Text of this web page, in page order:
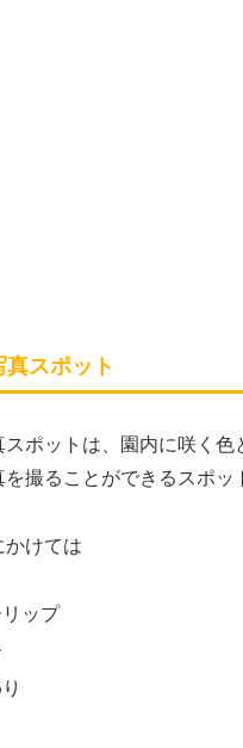
真スポット
スポットは、園内に咲く色
を撮ることができるスポッ
かけては
ップ